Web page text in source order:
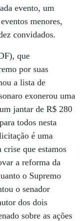
evento, um
menores,
convidados.
que
por suas
a lista de
exonerou uma
jantar de R$ 280
todos nesta
é uma
que estamos
a reforma da
o Supremo
o senador
dos dois
sobre as ações